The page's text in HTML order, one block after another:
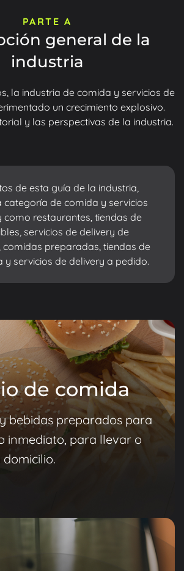
PARTE A
general de la
industria
la industria de comida y servicios de
un crecimiento explosivo.
y las perspectivas de la industria.
de esta guía de la industria,
categoría de comida y servicios
como restaurantes, tiendas de
servicios de delivery de
comidas preparadas, tiendas de
y servicios de delivery a pedido.
de comida
bebidas preparados para
inmediato, para llevar o